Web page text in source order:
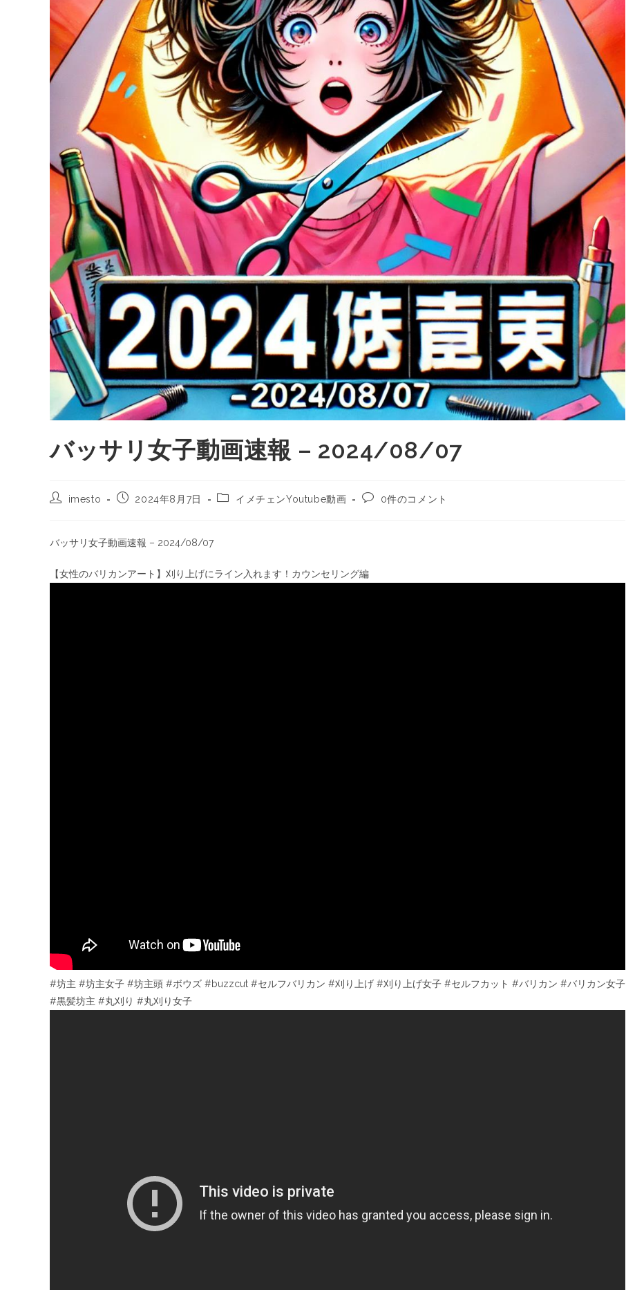
バッサリ女子動画速報 – 2024/08/07
imesto 2024年8月7日 イメチェンYoutube動画 0件のコメント
バッサリ女子動画速報 – 2024/08/07
【女性のバリカンアート】刈り上げにライン入れます！カウンセリング編
#坊主 #坊主女子 #坊主頭 #ボウズ #buzzcut #セルフバリカン #刈り上げ #刈り上げ女子 #セルフカット #バリカン #バリカン女子
#黒髪坊主 #丸刈り #丸刈り女子